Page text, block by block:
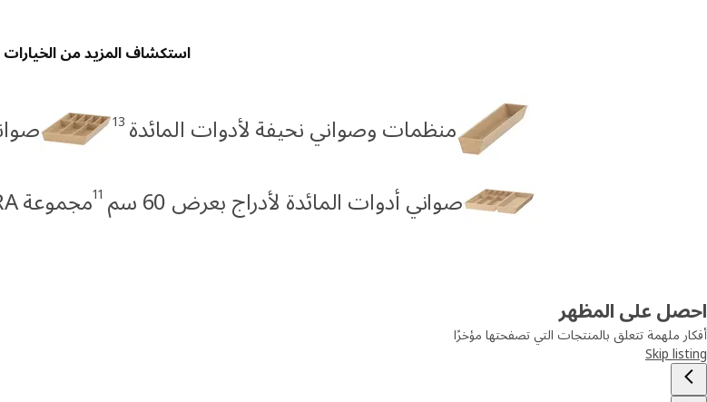
استكشاف المزيد من الخيارات
منظمات وصواني نحيفة لأدوات المائدة 13
صواني أدوات المائدة لأدراج بعرض 60 سم 11مجموعة UPPDATERA
احصل على المظهر
أفكار ملهمة تتعلق بالمنتجات التي تصفحتها مؤخرًا
Skip listing